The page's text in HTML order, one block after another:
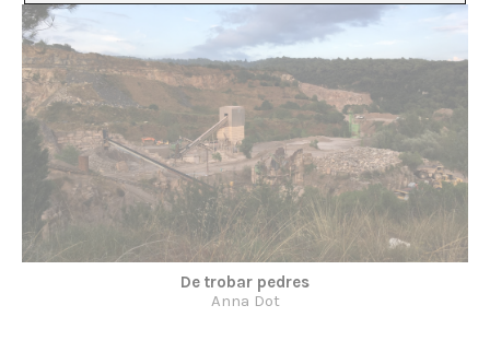
De trobar pedres
Anna Dot